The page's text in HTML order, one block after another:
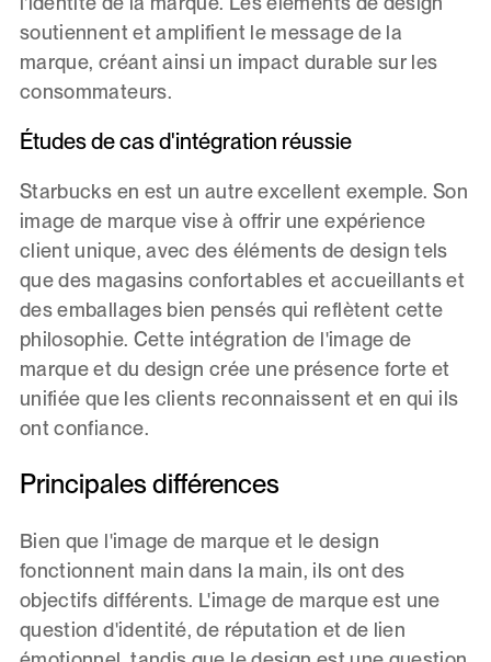
soutiennent et amplifient le message de la
marque, créant ainsi un impact durable sur les
consommateurs.
Études de cas d'intégration réussie
Starbucks en est un autre excellent exemple. Son
image de marque vise à offrir une expérience
client unique, avec des éléments de design tels
que des magasins confortables et accueillants et
des emballages bien pensés qui reflètent cette
philosophie. Cette intégration de l'image de
marque et du design crée une présence forte et
unifiée que les clients reconnaissent et en qui ils
ont confiance.
Principales différences
Bien que l'image de marque et le design
fonctionnent main dans la main, ils ont des
objectifs différents. L'image de marque est une
question d'identité, de réputation et de lien